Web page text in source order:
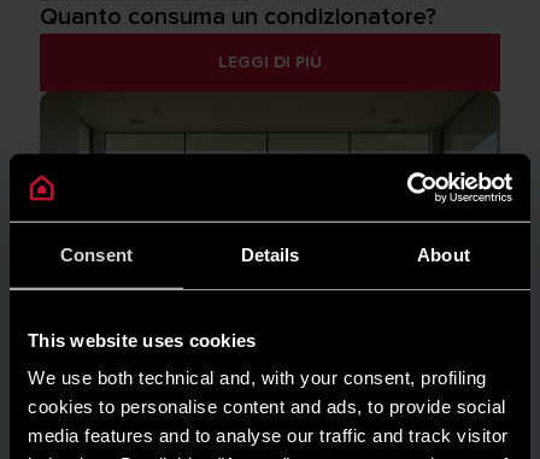
Consent Details About
This website uses cookies
We use both technical and, with your consent, profiling
cookies to personalise content and ads, to provide social
media features and to analyse our traffic and track visitor
Quanto consuma un condizionatore?
LEGGI DI PIÙ